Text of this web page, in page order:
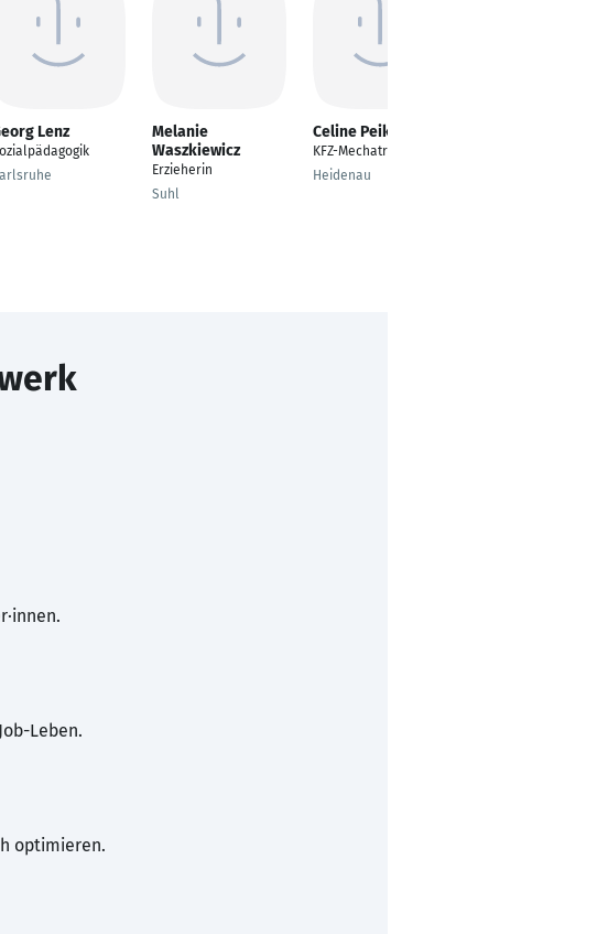
Lenz
Melanie
Waszkiewicz
Erzieherin
Suhl
Celine Peikert
KFZ-Mechatroniker
Heidenau
Leben.
optimieren.